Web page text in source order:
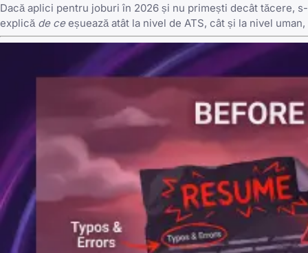
Dacă aplici pentru joburi în 2026 și nu primești decât tăcere,
explică de ceeșuează atât la nivel de ATS, cât și la nivel